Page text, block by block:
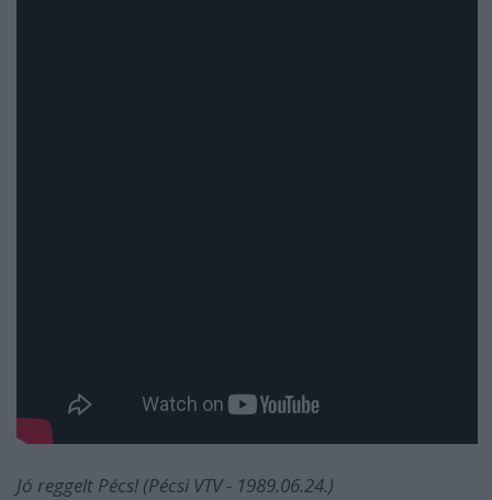
Jó reggelt Pécs! (Pécsi VTV - 1989.06.24.)